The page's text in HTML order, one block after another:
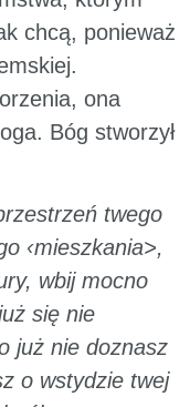
chcą, ponieważ
ona
Bóg stworzył
twego
‹mieszkania>,
wbij mocno
się nie
już nie doznasz
o wstydzie twej